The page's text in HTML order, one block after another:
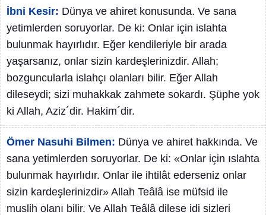
İbni Kesir: Dünya ve ahiret konusunda. Ve sana
yetimlerden soruyorlar. De ki: Onlar için islahta
bulunmak hayırlıdır. Eğer kendileriyle bir arada
yaşarsanız, onlar sizin kardeşlerinizdir. Allah;
bozguncularla islahçı olanları bilir. Eğer Allah
dileseydi; sizi muhakkak zahmete sokardı. Şüphe yok
ki Allah, Aziz´dir. Hakim´dir.
Ömer Nasuhi Bilmen: Dünya ve ahiret hakkında. Ve
sana yetimlerden soruyorlar. De ki: «Onlar için ıslahta
bulunmak hayırlıdır. Onlar ile ihtilât ederseniz onlar
sizin kardeşlerinizdir» Allah Teâlâ ise müfsid ile
muslih olanı bilir. Ve Allah Teâlâ dilese idi sizleri